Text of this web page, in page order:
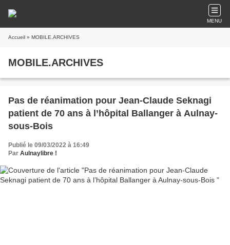
MENU
Accueil » MOBILE.ARCHIVES
MOBILE.ARCHIVES
Pas de réanimation pour Jean-Claude Seknagi
patient de 70 ans à l’hôpital Ballanger à Aulnay-
sous-Bois
Publié le 09/03/2022 à 16:49
Par Aulnaylibre !